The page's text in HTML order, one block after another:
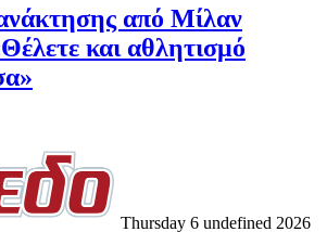
από Μίλαν
και αθλητισμό
Thursday 6 undefined 2026